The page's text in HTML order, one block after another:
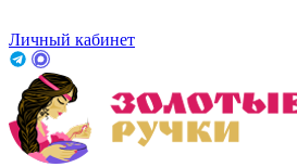
Личный кабинет